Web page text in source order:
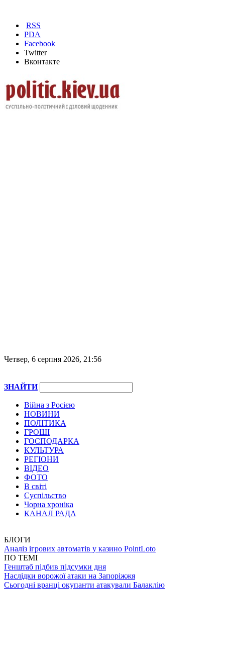
RSS
PDA
Facebook
Twitter
Вконтакте
Четвер, 6 серпня 2026, 21:56
ЗНАЙТИ
Війна з Росією
НОВИНИ
ПОЛІТИКА
ГРОШІ
ГОСПОДАРКА
КУЛЬТУРА
РЕГІОНИ
ВІДЕО
ФОТО
В світі
Суспільство
Чорна хроніка
КАНАЛ РАДА
БЛОГИ
Аналіз ігрових автоматів у казино PointLoto
ПО ТЕМІ
Генштаб підбив підсумки дня
Наслідки ворожої атаки на Запоріжжя
Сьогодні вранці окупанти атакували Балаклію